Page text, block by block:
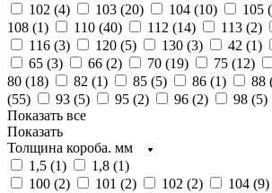
102 (4) 103 (20) 104 (10) 105 (
108 (1) 110 (40) 112 (14) 113 (2)
116 (3) 120 (5) 130 (3) 42 (1)
65 (3) 66 (2) 70 (19) 75 (12)
80 (18) 82 (1) 85 (5) 86 (1) 88
(55) 93 (5) 95 (2) 96 (2) 98 (5)
Показать все
Показать
Толщина короба. мм
1,5 (1) 1,8 (1)
100 (2) 101 (2) 102 (2) 104 (9)